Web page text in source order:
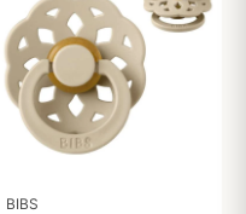
BIBS